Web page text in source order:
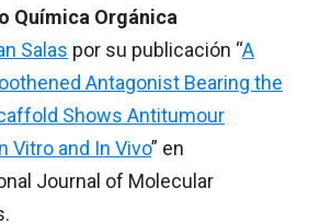
Química Orgánica
Salas por su publicación “A
Antagonist Bearing the
Shows Antitumour
Vitro and In Vivo” en
Journal of Molecular